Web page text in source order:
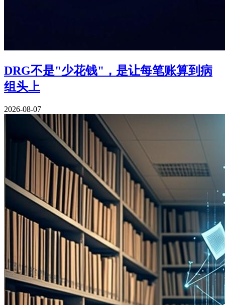
DRG不是"少花钱"，是让每笔账算到病
组头上
2026-08-07